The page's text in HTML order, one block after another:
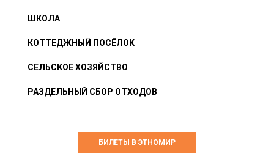
ШКОЛА
КОТТЕДЖНЫЙ ПОСЁЛОК
СЕЛЬСКОЕ ХОЗЯЙСТВО
РАЗДЕЛЬНЫЙ СБОР ОТХОДОВ
БИЛЕТЫ В ЭТНОМИР